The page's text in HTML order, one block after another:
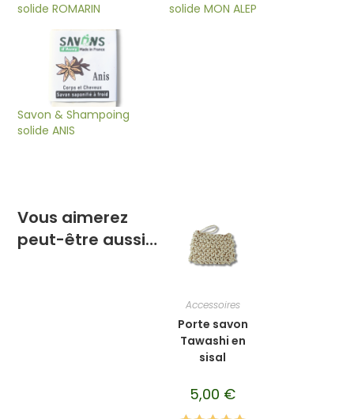
solide ROMARIN
solide MON ALEP
Savon & Shampoing
solide ANIS
Vous aimerez
peut-être aussi…
Accessoires
Porte savon
Tawashi en
sisal
5,00 €